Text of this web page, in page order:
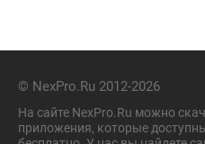
© NexPro.Ru 2012-2026
На сайте NexPro.Ru можно
приложения, которые